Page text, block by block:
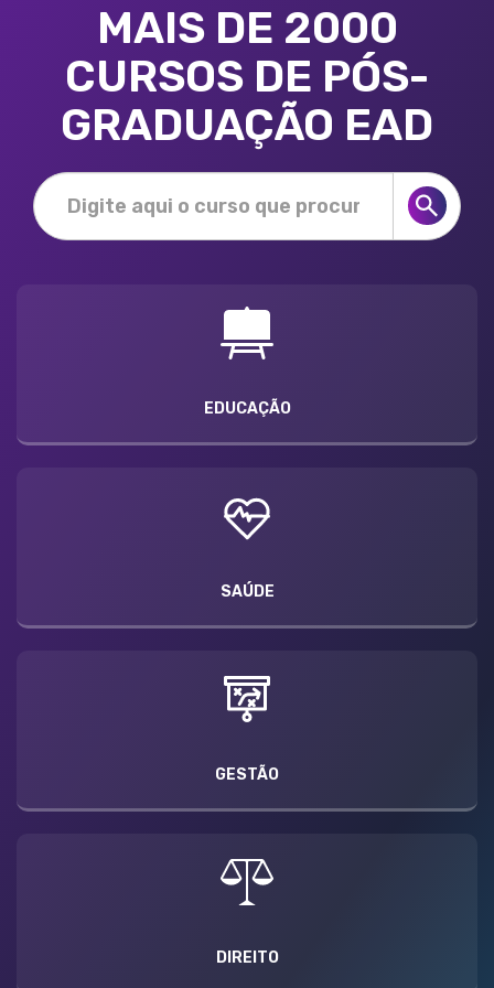
MAIS DE 2000
CURSOS DE PÓS-
GRADUAÇÃO EAD
EDUCAÇÃO
SAÚDE
GESTÃO
DIREITO